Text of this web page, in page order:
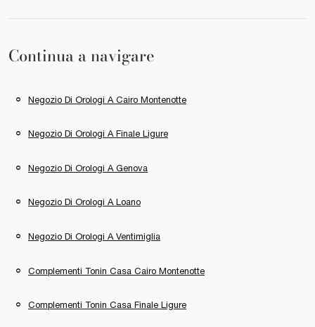
Continua a navigare
Negozio Di Orologi A Cairo Montenotte
Negozio Di Orologi A Finale Ligure
Negozio Di Orologi A Genova
Negozio Di Orologi A Loano
Negozio Di Orologi A Ventimiglia
Complementi Tonin Casa Cairo Montenotte
Complementi Tonin Casa Finale Ligure